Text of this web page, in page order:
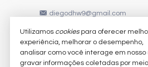
diegodhw9@gmail.com
VEJA MAIS
Utilizamos cookiespara oferecer
experiência, melhorar o desempenho,
analisar como você interage em nosso
gravar informações coletadas por